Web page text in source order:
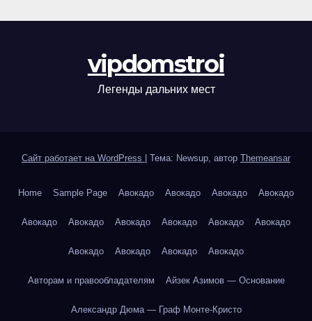
vipdomstroi
Легенды дальних мест
Сайт работает на WordPress Тема: Newsup, автор Themeansar
Home Sample Page Авокадо Авокадо Авокадо Авокадо
Авокадо Авокадо Авокадо Авокадо Авокадо Авокадо
Авокадо Авокадо Авокадо Авокадо
Авторам и правообладателям Айзек Азимов — Основание
Александр Дюма — Граф Монте-Кристо